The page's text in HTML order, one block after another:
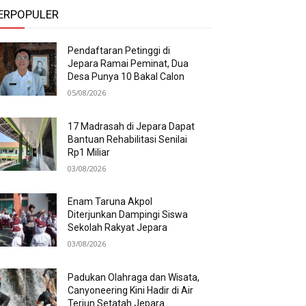
Pendaftaran Petinggi di
Jepara Ramai Peminat, Dua
Desa Punya 10 Bakal Calon
05/08/2026
17 Madrasah di Jepara Dapat
Bantuan Rehabilitasi Senilai
Rp1 Miliar
03/08/2026
Enam Taruna Akpol
Diterjunkan Dampingi Siswa
Sekolah Rakyat Jepara
03/08/2026
Padukan Olahraga dan Wisata,
Canyoneering Kini Hadir di Air
Terjun Setatah Jepara